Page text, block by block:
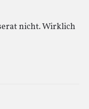
nicht. Wirklich